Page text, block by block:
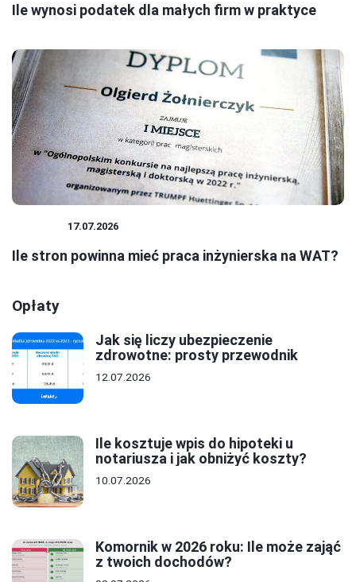
Ile wynosi podatek dla małych firm w praktyce
17.07.2026
Ile stron powinna mieć praca inżynierska na WAT?
Opłaty
Jak się liczy ubezpieczenie
zdrowotne: prosty przewodnik
12.07.2026
Ile kosztuje wpis do hipoteki u
notariusza i jak obniżyć koszty?
10.07.2026
Komornik w 2026 roku: Ile może zająć
z twoich dochodów?